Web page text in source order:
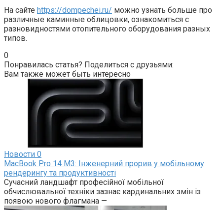
На сайте https://dompechei.ru/ можно узнать больше про
различные каминные облицовки, ознакомиться с
разновидностями отопительного оборудования разных
типов.
0
Понравилась статья? Поделиться с друзьями:
Вам также может быть интересно
Новости 0
MacBook Pro 14 M3: Інженерний прорив у мобільному
рендерингу та продуктивності
Сучасний ландшафт професійної мобільної
обчислювальної техніки зазнає кардинальних змін із
появою нового флагмана —